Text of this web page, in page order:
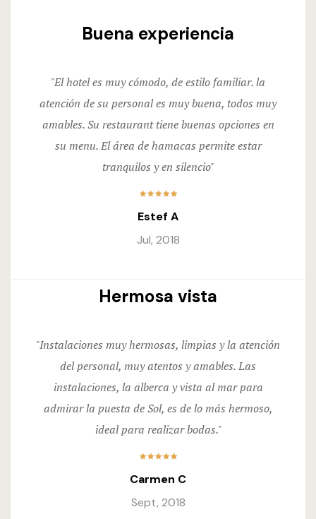
Buena experiencia
"El hotel es muy cómodo, de estilo familiar. la
atención de su personal es muy buena, todos muy
amables. Su restaurant tiene buenas opciones en
su menu. El área de hamacas permite estar
tranquilos y en silencio"
Estef A
Jul, 2018
Hermosa vista
"Instalaciones muy hermosas, limpias y la atención
del personal, muy atentos y amables. Las
instalaciones, la alberca y vista al mar para
admirar la puesta de Sol, es de lo más hermoso,
ideal para realizar bodas."
Carmen C
Sept, 2018